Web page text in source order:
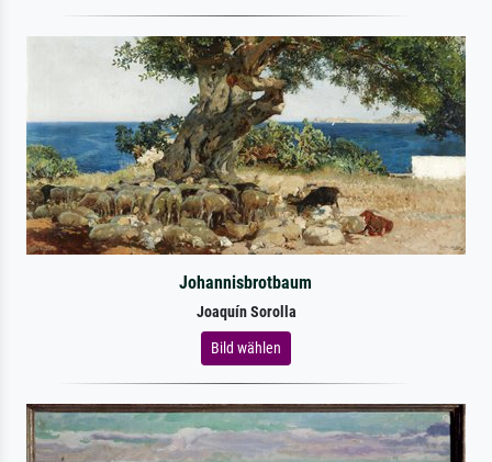
Johannisbrotbaum
Joaquín Sorolla
Bild wählen